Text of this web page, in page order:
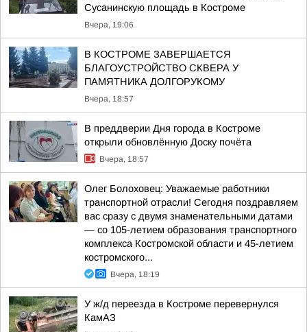
Сусанинскую площадь в Костроме
Вчера, 19:06
В КОСТРОМЕ ЗАВЕРШАЕТСЯ
БЛАГОУСТРОЙСТВО СКВЕРА У
ПАМЯТНИКА ДОЛГОРУКОМУ
Вчера, 18:57
В преддверии Дня города в Костроме
открыли обновлённую Доску почёта
Вчера, 18:57
Олег Болоховец: Уважаемые работники
транспортной отрасли! Сегодня поздравляем
вас сразу с двумя знаменательными датами
— со 105-летием образования транспортного
комплекса Костромской области и 45-летием
костромского...
Вчера, 18:19
У ж/д переезда в Костроме перевернулся
КамАЗ